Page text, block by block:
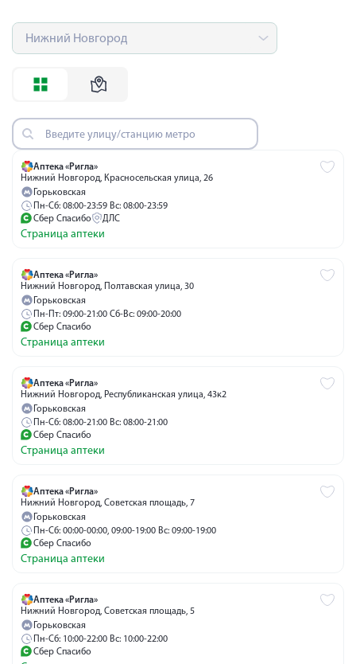
Аптека «Ригла»
Нижний Новгород, Красносельская улица, 26
Горьковская
Пн-Сб: 08:00-23:59 Вс: 08:00-23:59
Сбер Спасибо
ДЛС
Страница аптеки
Аптека «Ригла»
Нижний Новгород, Полтавская улица, 30
Горьковская
Пн-Пт: 09:00-21:00 Сб-Вс: 09:00-20:00
Сбер Спасибо
Страница аптеки
Аптека «Ригла»
Нижний Новгород, Республиканская улица, 43к2
Горьковская
Пн-Сб: 08:00-21:00 Вс: 08:00-21:00
Сбер Спасибо
Страница аптеки
Аптека «Ригла»
Нижний Новгород, Советская площадь, 7
Горьковская
Пн-Сб: 00:00-00:00, 09:00-19:00 Вс: 09:00-19:00
Сбер Спасибо
Страница аптеки
Аптека «Ригла»
Нижний Новгород, Советская площадь, 5
Горьковская
Пн-Сб: 10:00-22:00 Вс: 10:00-22:00
Сбер Спасибо